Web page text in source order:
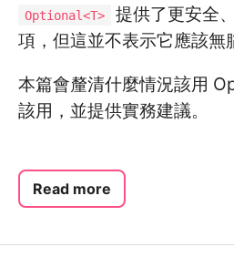
Optional<T>
提供了更安全
項，但這並不表示它應該無
本篇會釐清什麼情況該用
該用，並提供實務建議。
Read more